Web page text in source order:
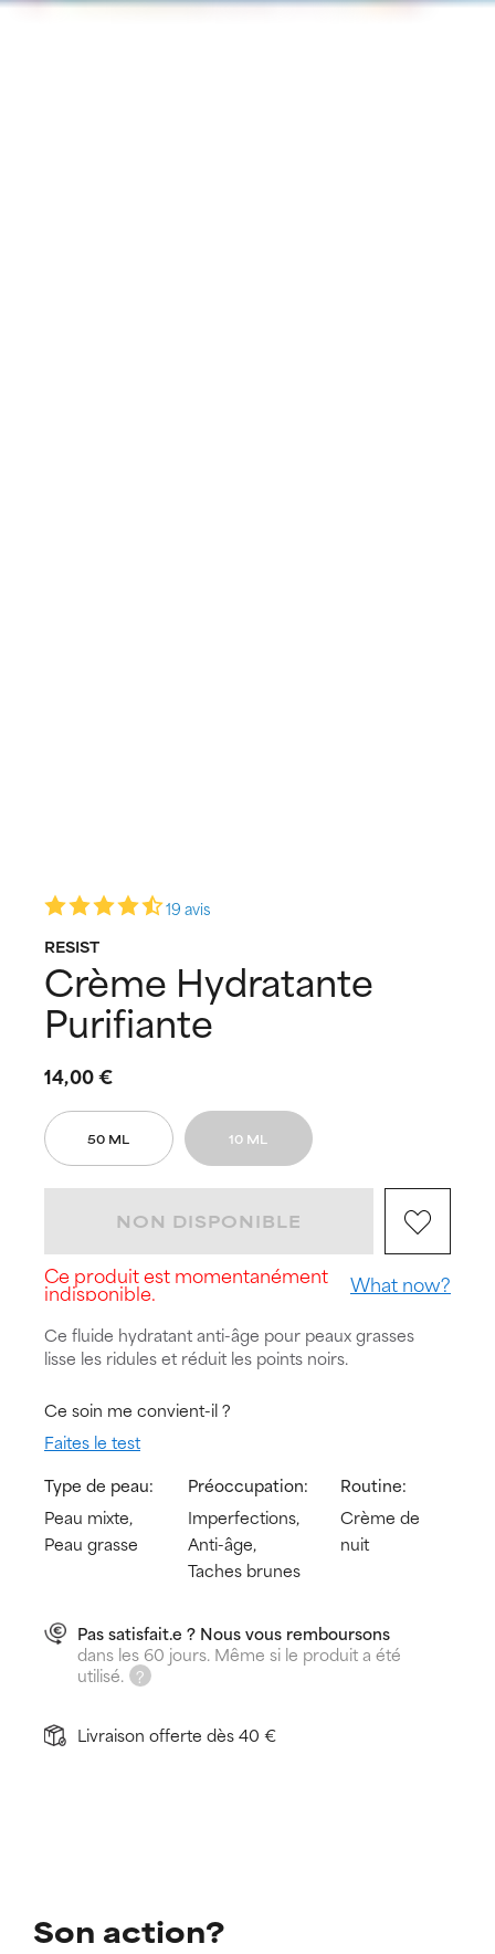
19 avis
RESIST
Crème Hydratante
Purifiante
14,00 €
Ce fluide hydratant anti-âge pour peaux grasses
lisse les ridules et réduit les points noirs.
Ce soin me convient-il ?
Faites le test
Type de peau:
Peau mixte,
Peau grasse
Préoccupation:
Imperfections,
Anti-âge,
Taches brunes
Routine:
Crème de
nuit
50 ML 10 ML
Ce produit est momentanément
indisponible. What now?
NON DISPONIBLE
Pas satisfait.e ? Nous vous remboursons
dans les 60 jours. Même si le produit a été
utilisé.
Livraison offerte dès 40 €
Son action?